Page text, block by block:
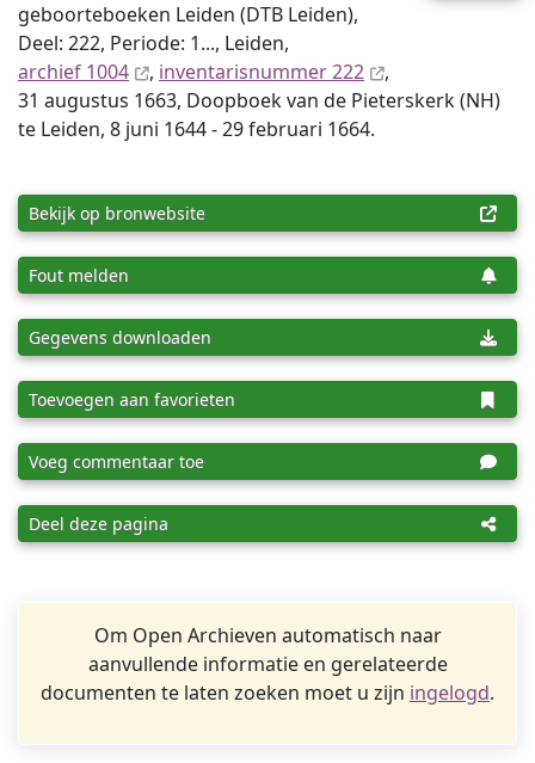
geboorteboeken Leiden (DTB Leiden),
Deel: 222, Periode: 1..., Leiden,
archief 1004
, inventaris­num­mer 222
,
31 augustus 1663, Doopboek van de Pieterskerk (NH)
te Leiden, 8 juni 1644 - 29 februari 1664.
Bekijk op bronwebsite
Fout melden
Gegevens downloaden
Toevoegen aan favorieten
Voeg commentaar toe
Deel deze pagina
Om Open Archieven automatisch naar
aanvullende informatie en gerelateerde
documenten te laten zoeken moet u zijn ingelogd.